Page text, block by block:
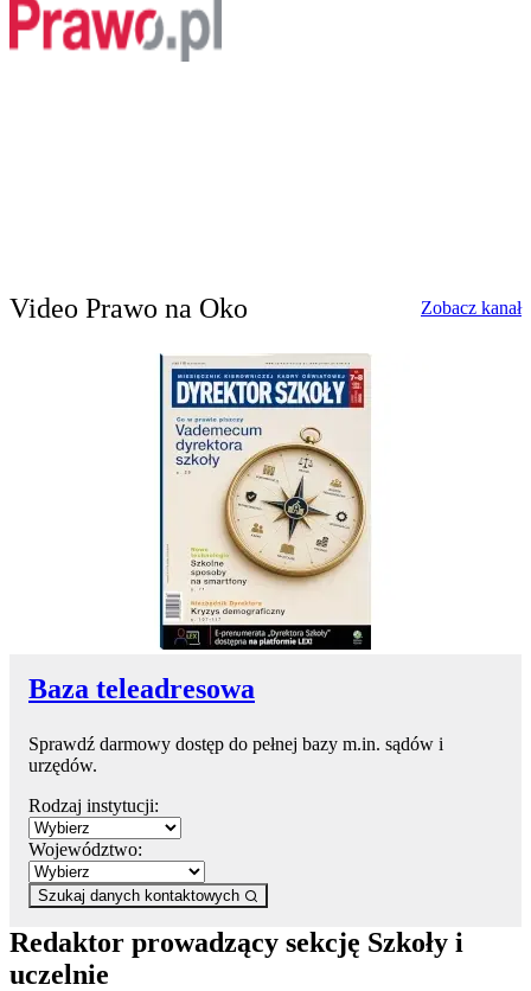
Video Prawo na Oko Zobacz kanał
Baza teleadresowa
Sprawdź darmowy dostęp do pełnej bazy m.in. sądów i
urzędów.
Rodzaj instytucji:
Województwo:
Szukaj danych kontaktowych
Redaktor prowadzący sekcję Szkoły i
uczelnie